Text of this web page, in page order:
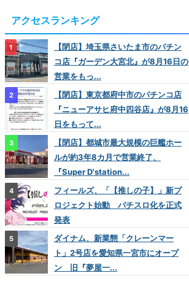
アクセスランキング
【閉店】埼玉県さいたま市のパチン
コ店『ガーデン大宮北』が8月16日の
営業をもっ...
【閉店】東京都府中市のパチンコ店
『ニューアサヒ府中四谷店』が8月16
日をもって...
【閉店】都城市最大規模の巨艦ホー
ルが約3年8カ月で営業終了、
『Super D'station...
フィールズ、「【推しの子】」新プ
ロジェクト始動 パチスロ化を正式
発表
ダイナム、新業態「クレーンマー
ト」2号店を愛知県一宮市にオープ
ン 旧『夢屋一...